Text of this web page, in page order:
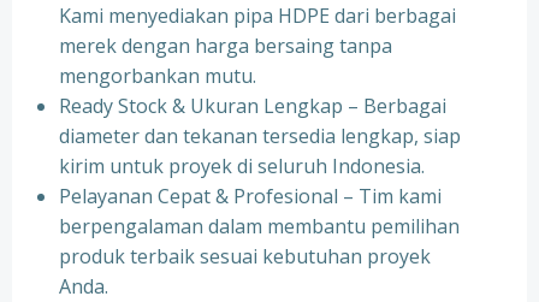
Kami menyediakan pipa HDPE dari berbagai
merek dengan harga bersaing tanpa
mengorbankan mutu.
Ready Stock & Ukuran Lengkap – Berbagai
diameter dan tekanan tersedia lengkap, siap
kirim untuk proyek di seluruh Indonesia.
Pelayanan Cepat & Profesional – Tim kami
berpengalaman dalam membantu pemilihan
produk terbaik sesuai kebutuhan proyek
Anda.